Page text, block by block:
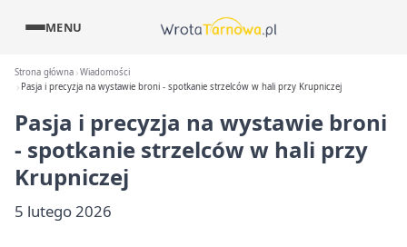
MENU
Strona główna Wiadomości
Pasja i precyzja na wystawie broni - spotkanie strzelców w hali przy Krupniczej
Pasja i precyzja na wystawie broni
- spotkanie strzelców w hali przy
Krupniczej
5 lutego 2026